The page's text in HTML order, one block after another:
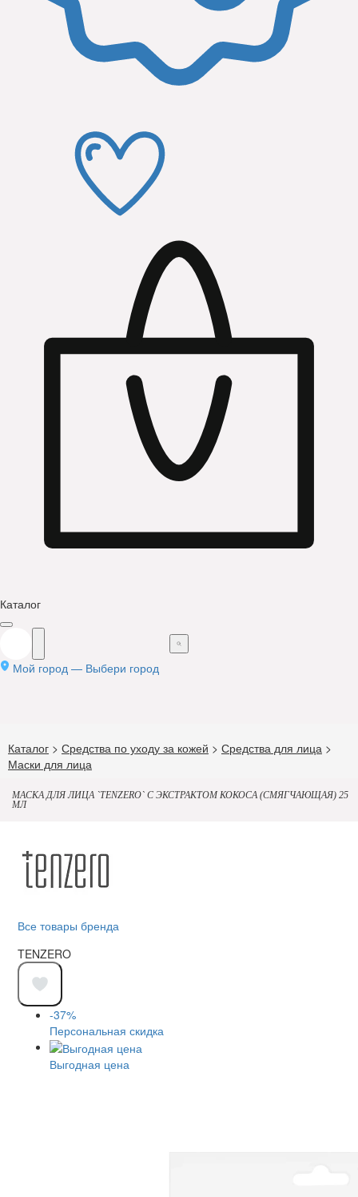
Каталог
Мой город — Выбери город
Каталог > Средства по уходу за кожей > Средства для лица >
Маски для лица
МАСКА ДЛЯ ЛИЦА `TENZERO` С ЭКСТРАКТОМ КОКОСА (СМЯГЧАЮЩАЯ) 25
МЛ
Все товары бренда
TENZERO
-37%
Персональная скидка
Выгодная цена